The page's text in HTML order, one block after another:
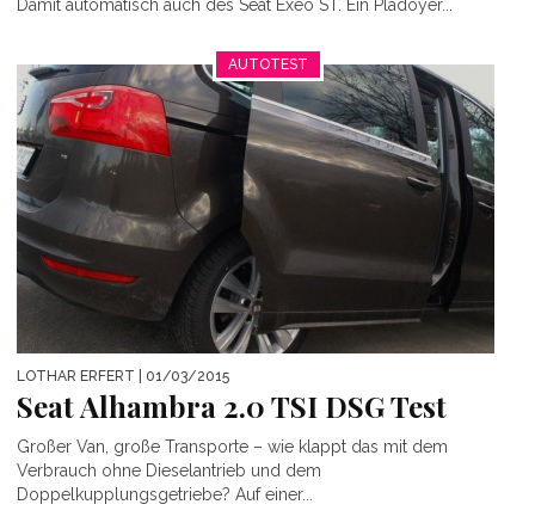
Damit automatisch auch des Seat Exeo ST. Ein Plädoyer...
AUTOTEST
LOTHAR ERFERT | 01/03/2015
Seat Alhambra 2.0 TSI DSG Test
Großer Van, große Transporte – wie klappt das mit dem
Verbrauch ohne Dieselantrieb und dem
Doppelkupplungsgetriebe? Auf einer...